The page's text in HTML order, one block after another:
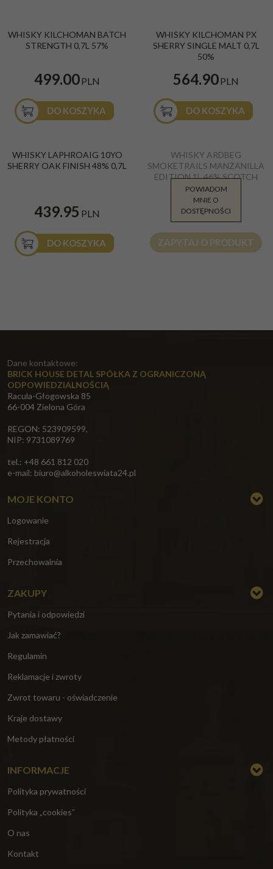
WHISKY KILCHOMAN BATCH
STRENGTH 0,7L 57%
499.00PLN
DO KOSZYKA
WHISKY KILCHOMAN PX
SHERRY SINGLE MALT 0,7L
50%
564.90PLN
DO KOSZYKA
WHISKY LAPHROAIG 10YO
SHERRY OAK FINISH 48% 0,7L
439.95 PLN
DO KOSZYKA
WHISKY ARDBEG
SMOKETRAILS MANZANILLA
EDITION 1L 46% SCOTCH
WHISKY
799.00PLN
ZAPYTAJ O PRODUKT
POWIADOM
MNIE O
DOSTĘPNOŚCI
Dane kontaktowe:
BRICK HOUSE DETAL SPÓŁKA Z OGRANICZONĄ
ODPOWIEDZIALNOŚCIĄ
Racula-Głogowska 85
66-004 Zielona Góra
REGON: 523909599,
NIP: 9731089769
tel.: +48 661 812 020
e-mail: biuro@alkoholeswiata24.pl
MOJE KONTO
Logowanie
Rejestracja
Przechowalnia
ZAKUPY
Pytania i odpowiedzi
Jak zamawiać?
Regulamin
Reklamacje i zwroty
Zwrot towaru - oświadczenie
Kraje dostawy
Metody płatności
INFORMACJE
Polityka prywatności
Polityka „cookies”
O nas
Kontakt